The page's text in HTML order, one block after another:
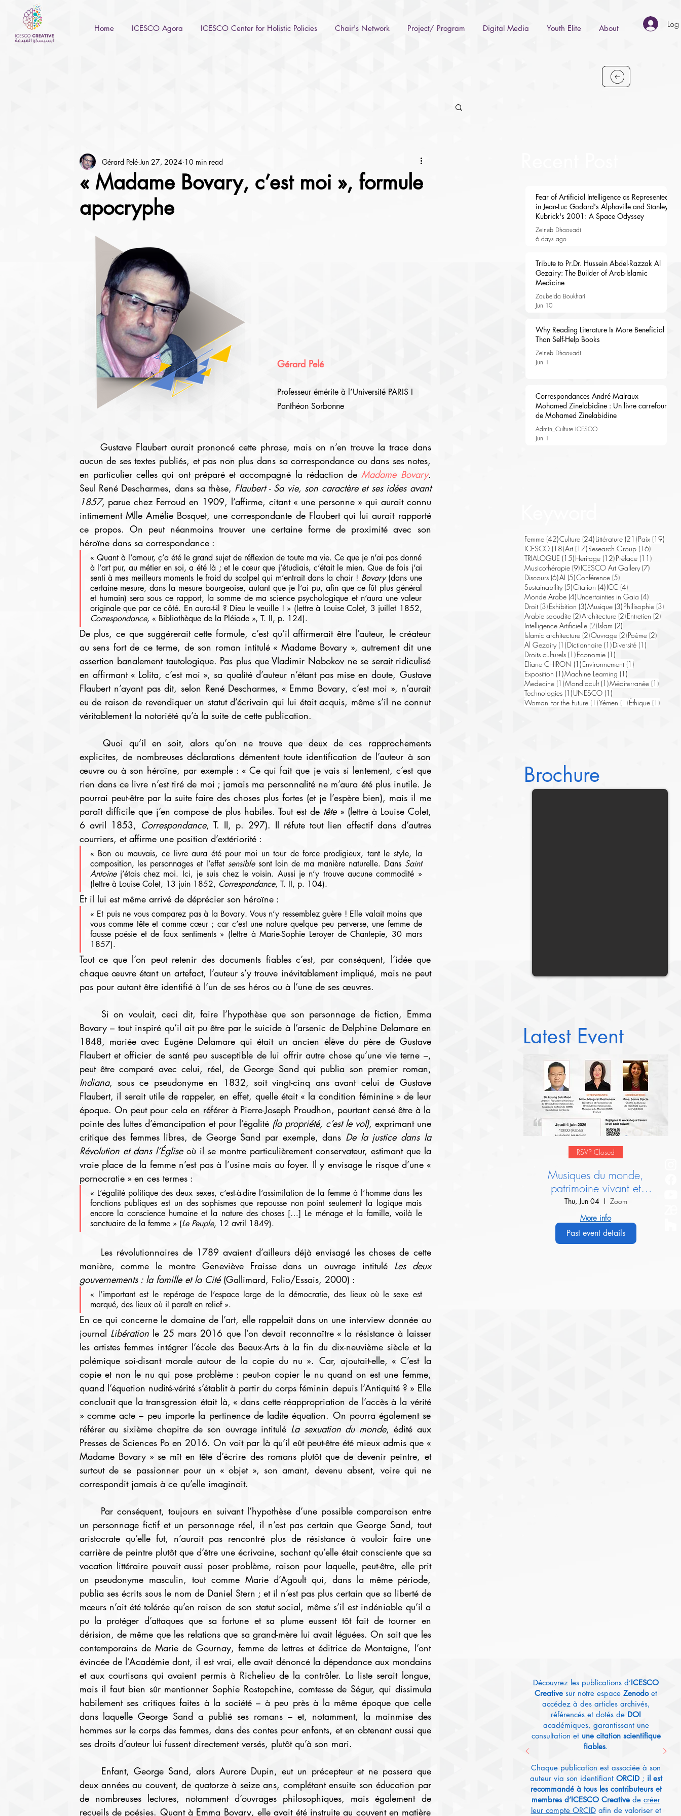
Home ICESCO Agora ICESCO Center for Holistic Policies Chair's Network Project/ Program Digital Media Youth Elite About
« Madame Bovary, c’est moi », formule
apocryphe
Gérard Pelé Jun 27, 2024 10 min read
Gérard Pelé
Professeur émérite à l’Université PARIS I
Panthéon Sorbonne
	Gustave Flaubert aurait prononcé cette phrase, mais on n’en trouve la trace dans
aucun de ses textes publiés, et pas non plus dans sa correspondance ou dans ses notes,
en particulier celles qui ont préparé et accompagné la rédaction de Madame Bovary.
Seul René Descharmes, dans sa thèse, Flaubert - Sa vie, son caractère et ses idées avant
1857, parue chez Ferroud en 1909, l’affirme, citant « une personne » qui aurait connu
intimement Mlle Amélie Bosquet, une correspondante de Flaubert qui lui aurait rapporté
ce propos. On peut néanmoins trouver une certaine forme de proximité avec son
héroïne dans sa correspondance :
« Quant à l’amour, ç’a été le grand sujet de réflexion de toute ma vie. Ce que je n’ai pas donné
à l’art pur, au métier en soi, a été là ; et le cœur que j’étudiais, c’était le mien. Que de fois j’ai
senti à mes meilleurs moments le froid du scalpel qui m’entrait dans la chair ! Bovary (dans une
certaine mesure, dans la mesure bourgeoise, autant que je l’ai pu, afin que ce fût plus général
et humain) sera sous ce rapport, la somme de ma science psychologique et n’aura une valeur
Correspondance, « Bibliothèque de la Pléiade », T. II, p. 124).
De plus, ce que suggérerait cette formule, c’est qu’il affirmerait être l’auteur, le créateur
au sens fort de ce terme, de son roman intitulé « Madame Bovary », autrement dit une
assertion banalement tautologique. Pas plus que Vladimir Nabokov ne se serait ridiculisé
en affirmant « Lolita, c’est moi », sa qualité d’auteur n’étant pas mise en doute, Gustave
Flaubert n’ayant pas dit, selon René Descharmes, « Emma Bovary, c’est moi », n’aurait
eu de raison de revendiquer un statut d’écrivain qui lui était acquis, même s’il ne connut
véritablement la notoriété qu’à la suite de cette publication.
explicites, de nombreuses déclarations démentent toute identification de l’auteur à son
œuvre ou à son héroïne, par exemple : « Ce qui fait que je vais si lentement, c’est que
rien dans ce livre n’est tiré de moi ; jamais ma personnalité ne m’aura été plus inutile. Je
pourrai peut-être par la suite faire des choses plus fortes (et je l’espère bien), mais il me
paraît difficile que j’en compose de plus habiles. Tout est de tête » (lettre à Louise Colet,
6 avril 1853, Correspondance, T. II, p. 297). Il réfute tout lien affectif dans d’autres
courriers, et affirme une position d’extériorité :
« Bon ou mauvais, ce livre aura été pour moi un tour de force prodigieux, tant le style, la
composition, les personnages et l’effet sensible sont loin de ma manière naturelle. Dans Saint
Antoine j’étais chez moi. Ici, je suis chez le voisin. Aussi je n’y trouve aucune commodité »
(lettre à Louise Colet, 13 juin 1852, Correspondance, T. II, p. 104).
Et il lui est même arrivé de déprécier son héroïne :
« Et puis ne vous comparez pas à la Bovary. Vous n’y ressemblez guère ! Elle valait moins que
vous comme tête et comme cœur ; car c’est une nature quelque peu perverse, une femme de
fausse poésie et de faux sentiments » (lettre à Marie-Sophie Leroyer de Chantepie, 30 mars
1857).
Tout ce que l’on peut retenir des documents fiables c’est, par conséquent, l’idée que
chaque œuvre étant un artefact, l’auteur s’y trouve inévitablement impliqué, mais ne peut
pas pour autant être identifié à l’un de ses héros ou à l’une de ses œuvres.
Bovary – tout inspiré qu’il ait pu être par le suicide à l’arsenic de Delphine Delamare en
1848, mariée avec Eugène Delamare qui était un ancien élève du père de Gustave
Flaubert et officier de santé peu susceptible de lui offrir autre chose qu’une vie terne –,
Indiana, sous ce pseudonyme en 1832, soit vingt-cinq ans avant celui de Gustave
Flaubert, il serait utile de rappeler, en effet, quelle était « la condition féminine » de leur
époque. On peut pour cela en référer à Pierre-Joseph Proudhon, pourtant censé être à la
pointe des luttes d’émancipation et pour l’égalité (la propriété, c’est le vol), exprimant une
critique des femmes libres, de George Sand par exemple, dans De la justice dans la
Révolution et dans l’Église où il se montre particulièrement conservateur, estimant que la
vraie place de la femme n’est pas à l’usine mais au foyer. Il y envisage le risque d’une «
pornocratie » en ces termes :
« L’égalité politique des deux sexes, c’est-à-dire l’assimilation de la femme à l’homme dans les
fonctions publiques est un des sophismes que repousse non point seulement la logique mais
encore la conscience humaine et la nature des choses […] Le ménage et la famille, voilà le
sanctuaire de la femme » (Le Peuple, 12 avril 1849).
manière, comme le montre Geneviève Fraisse dans un ouvrage intitulé Les deux
gouvernements : la famille et la Cité (Gallimard, Folio/Essais, 2000) :
« l’important est le repérage de l’espace large de la démocratie, des lieux où le sexe est
marqué, des lieux où il paraît en relief ».
En ce qui concerne le domaine de l’art, elle rappelait dans un une interview donnée au
journal Libération le 25 mars 2016 que l’on devait reconnaître « la résistance à laisser
les artistes femmes intégrer l’école des Beaux-Arts à la fin du dix-neuvième siècle et la
polémique soi-disant morale autour de la copie du nu ». Car, ajoutait-elle, « C’est la
copie et non le nu qui pose problème : peut-on copier le nu quand on est une femme,
quand l’équation nudité-vérité s’établit à partir du corps féminin depuis l’Antiquité ? » Elle
concluait que la transgression était là, « dans cette réappropriation de l’accès à la vérité
» comme acte – peu importe la pertinence de ladite équation. On pourra également se
référer au sixième chapitre de son ouvrage intitulé La sexuation du monde, édité aux
Presses de Sciences Po en 2016. On voit par là qu’il eût peut-être été mieux admis que «
Madame Bovary » se mît en tête d’écrire des romans plutôt que de devenir peintre, et
surtout de se passionner pour un « objet », son amant, devenu absent, voire qui ne
correspondit jamais à ce qu’elle imaginait.
un personnage fictif et un personnage réel, il n’est pas certain que George Sand, tout
aristocrate qu’elle fut, n’aurait pas rencontré plus de résistance à vouloir faire une
carrière de peintre plutôt que d’être une écrivaine, sachant qu’elle était consciente que sa
vocation littéraire pouvait aussi poser problème, raison pour laquelle, peut-être, elle prit
un pseudonyme masculin, tout comme Marie d’Agoult qui, dans la même période,
publia ses écrits sous le nom de Daniel Stern ; et il n’est pas plus certain que sa liberté de
mœurs n’ait été tolérée qu’en raison de son statut social, même s’il est indéniable qu’il a
pu la protéger d’attaques que sa fortune et sa plume eussent tôt fait de tourner en
dérision, de même que les relations que sa grand-mère lui avait léguées. On sait que les
contemporains de Marie de Gournay, femme de lettres et éditrice de Montaigne, l’ont
évincée de l’Académie dont, il est vrai, elle avait dénoncé la dépendance aux mondains
et aux courtisans qui avaient permis à Richelieu de la contrôler. La liste serait longue,
mais il faut bien sûr mentionner Sophie Rostopchine, comtesse de Ségur, qui dissimula
habilement ses critiques faites à la société – à peu près à la même époque que celle
dans laquelle George Sand a publié ses romans – et, notamment, la mainmise des
hommes sur le corps des femmes, dans des contes pour enfants, et en obtenant aussi que
ses droits d’auteur lui fussent directement versés, plutôt qu’à son mari.
deux années au couvent, de quatorze à seize ans, complétant ensuite son éducation par
de nombreuses lectures, notamment d’ouvrages philosophiques, mais également de
recueils de poésies. Quant à Emma Bovary, elle avait été instruite au couvent en matière
Fear of Artificial Intelligence as Represented
in Jean-Luc Godard's Alphaville and Stanley
Kubrick's 2001: A Space Odyssey
Zeineb Dhaouadi
6 days ago
Tribute to Pr.Dr. Hussein Abdel-Razzak Al
Gezairy: The Builder of Arab-Islamic
Medicine
Zoubeida Boukhari
Jun 10
Why Reading Literature Is More Beneficial
Than Self-Help Books
Zeineb Dhaouadi
Jun 1
Correspondances André Malraux
Mohamed Zinelabidine : Un livre carrefour
de Mohamed Zinelabidine
Admin_Culture ICESCO
Jun 1
Femme (42)42 posts
Culture (24)24 posts
Littérature (21)21 posts
Paix (19)19
ICESCO (18)18 posts
Art (17)17 posts
Research Group (16)16 posts
TRIALOGUE (15)15 posts
Heritage (12)12 posts
Préface (11)11 posts
Musicothérapie (9)9 posts
ICESCO Art Gallery (7)7 posts
Discours (6)6 posts
AI (5)5 posts
Conférence (5)5 posts
Sustainability (5)5 posts
Citation (4)4 posts
ICC (4)4 posts
Monde Arabe (4)4 posts
Uncertainties in Gaia (4)4 posts
Droit (3)3 posts
Exhibition (3)3 posts
Musique (3)3 posts
Philisophie (3)3
Arabie saoudite (2)2 posts
Architecture (2)2 posts
Entretien (2)2 posts
Intelligence Artificielle (2)2 posts
Islam (2)2 posts
Islamic architecture (2)2 posts
Ouvrage (2)2 posts
Poème (2)2 posts
Al Gezairy (1)1 post
Dictionnaire (1)1 post
Diversité (1)1 post
Droits culturels (1)1 post
Economie (1)1 post
Eliane CHIRON (1)1 post
Environnement (1)1 post
Exposition (1)1 post
Machine Learning (1)1 post
Medecine (1)1 post
Mondiacult (1)1 post
Méditerranée (1)1 post
Technologies (1)1 post
UNESCO (1)1 post
Woman For the Future (1)1 post
Yémen (1)1 post
Éthique (1)1 post
Brochure
Latest Event
RSVP Closed
Musiques du monde,
patrimoine vivant et
dialogue interculturel :
Présentation de l’IIMM
Thu, Jun 04 Zoom
More info
Past event details
Découvrez les publications d’ICESCO
Creative sur notre espace Zenodoet
accédez à des articles archivés,
référencés et dotés de DOI
académiques, garantissant une
consultation et une citation scientifique
fiables.
Chaque publication est associée à son
auteur via son identifiant ORCID; il est
recommandé à tous les contributeurs et
membres d’ICESCO Creative de créer
leur compte ORCIDafin de valoriser et